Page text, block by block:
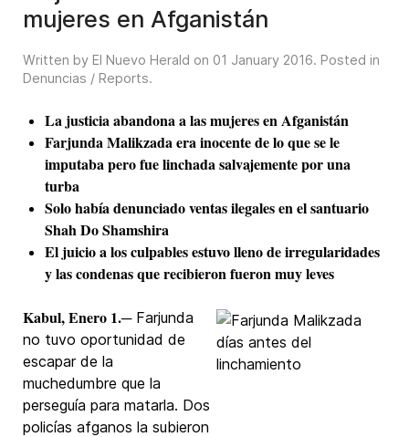
mujeres en Afganistán
Written by El Nuevo Herald on 01 January 2016. Posted in
Denuncias / Reports.
La justicia abandona a las mujeres en Afganistán
Farjunda Malikzada era inocente de lo que se le
imputaba pero fue linchada salvajemente por una
turba
Solo había denunciado ventas ilegales en el santuario
Shah Do Shamshira
El juicio a los culpables estuvo lleno de irregularidades
y las condenas que recibieron fueron muy leves
Kabul, Enero 1.─ Farjunda
no tuvo oportunidad de
escapar de la
muchedumbre que la
perseguía para matarla. Dos
policías afganos la subieron